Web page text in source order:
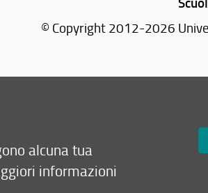
© Copyright 2012-2026
Email:
alcuna tua
informazioni